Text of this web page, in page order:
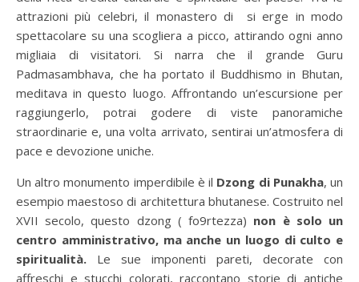
attrazioni più celebri, il monastero di si erge in modo
spettacolare su una scogliera a picco, attirando ogni anno
migliaia di visitatori. Si narra che il grande Guru
Padmasambhava, che ha portato il Buddhismo in Bhutan,
meditava in questo luogo. Affrontando un’escursione per
raggiungerlo, potrai godere di viste panoramiche
straordinarie e, una volta arrivato, sentirai un’atmosfera di
pace e devozione uniche.
Un altro monumento imperdibile è il Dzong di Punakha, un
esempio maestoso di architettura bhutanese. Costruito nel
XVII secolo, questo dzong ( fo9rtezza) non è solo un
centro amministrativo, ma anche un luogo di culto e
spiritualità. Le sue imponenti pareti, decorate con
affreschi e stucchi colorati, raccontano storie di antiche